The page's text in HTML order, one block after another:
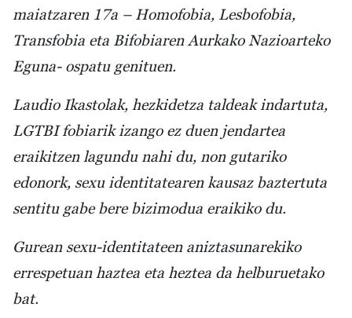
maiatzaren 17a – Homofobia, Lesbofobia,
Transfobia eta Bifobiaren Aurkako Nazioarteko
Eguna- ospatu genituen.
Laudio Ikastolak, hezkidetza taldeak indartuta,
LGTBI fobiarik izango ez duen jendartea
eraikitzen lagundu nahi du, non gutariko
edonork, sexu identitatearen kausaz baztertuta
sentitu gabe bere bizimodua eraikiko du.
Gurean sexu-identitateen aniztasunarekiko
errespetuan haztea eta heztea da helburuetako
bat.